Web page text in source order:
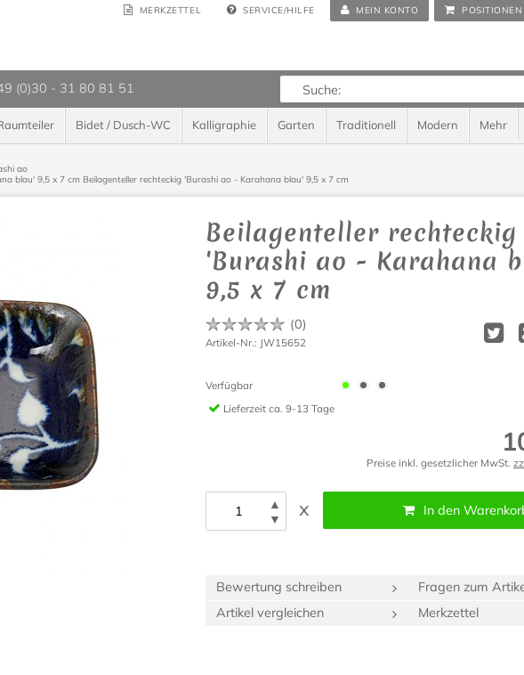
MERKZETTEL SERVICE/HILFE MEIN KONTO
(0)30 - 31 80 81 51
Bidet / Dusch-WC Kalligraphie Garten Traditionell Modern Mehr
ao
blau' 9,5 x 7 cm Beilagenteller rechteckig 'Burashi ao - Karahana blau' 9,5 x 7 cm
Beilagenteller rechteckig
'Burashi ao - Karahana
9,5 x 7 cm
(0)
Artikel-Nr.: JW15652
Verfügbar
Lieferzeit ca. 9-13 Tage
Preise inkl. gesetzlicher MwSt.
▲
▼
x In den
Bewertung schreiben
Fragen zum
Artikel vergleichen
Merkzettel